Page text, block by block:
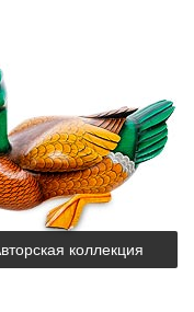
коллекция